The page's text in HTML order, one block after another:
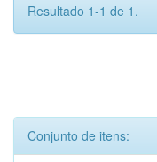
Resultado 1-1 de 1.
Conjunto de itens: